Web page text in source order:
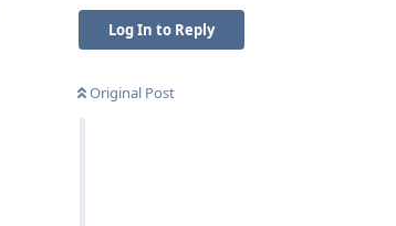
Log In to Reply
Original Post